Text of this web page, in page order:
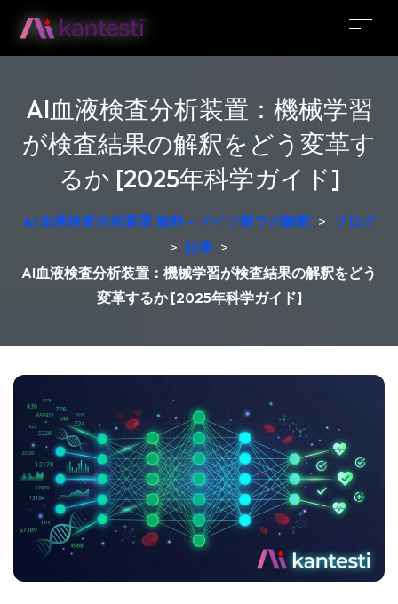
AI血液検査分析装置：機械学習
が検査結果の解釈をどう変革す
るか [2025年科学ガイド]
AI 血液検査分析装置 無料 – ドイツ製ラボ解釈 > ブログ
> 記事 >
AI血液検査分析装置：機械学習が検査結果の解釈をどう
変革するか [2025年科学ガイド]